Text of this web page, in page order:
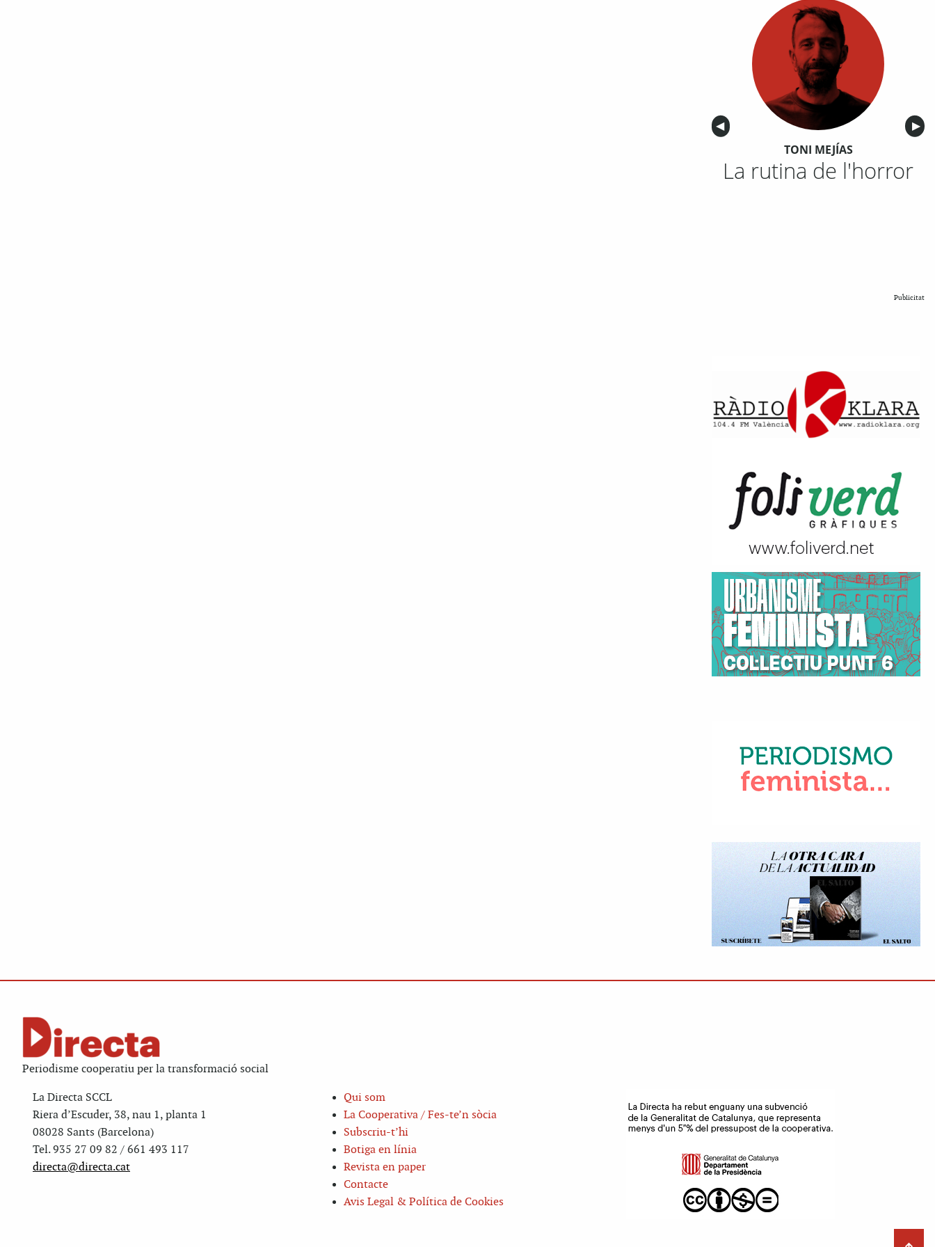
Anterior
◀︎ ▶︎
TONI MEJÍAS
La rutina de l'horror
Publicitat
Periodisme cooperatiu per la transformació social
La Directa SCCL
Riera d’Escuder, 38, nau 1, planta 1
08028 Sants (Barcelona)
Tel. 935 27 09 82 / 661 493 117
directa@directa.cat
Qui som
La Cooperativa / Fes-te’n sòcia
Subscriu-t’hi
Botiga en línia
Revista en paper
Contacte
Avis Legal & Política de Cookies